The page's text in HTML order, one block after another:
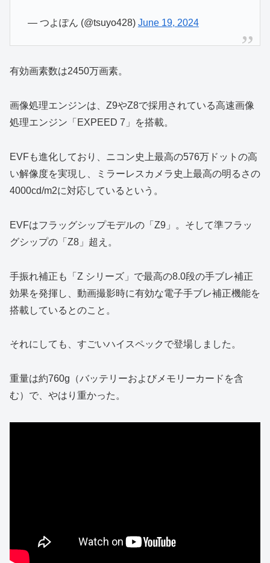
— つよぽん (@tsuyo428) June 19, 2024
有効画素数は2450万画素。
画像処理エンジンは、Z9やZ8で採用されている高速画像
処理エンジン「EXPEED 7」を搭載。
EVFも進化しており、ニコン史上最高の576万ドットの高
い解像度を実現し、ミラーレスカメラ史上最高の明るさの
4000cd/m2に対応しているという。
EVFはフラッグシップモデルの「Z9」。そして準フラッ
グシップの「Z8」超え。
手振れ補正も「Z シリーズ」で最高の8.0段の手ブレ補正
効果を発揮し、動画撮影時に有効な電子手ブレ補正機能を
搭載しているとのこと。
それにしても、すごいハイスペックで登場しました。
重量は約760g（バッテリーおよびメモリーカードを含
む）で、やはり重かった。